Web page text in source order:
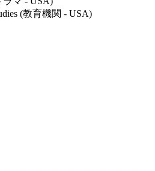
(教育機関 - USA)